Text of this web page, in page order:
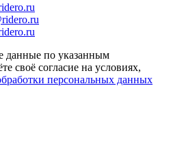
данные по указанным
своё согласие на условиях,
персональных данных